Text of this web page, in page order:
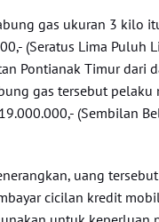
gas ukuran 3 kilo
(Seratus Lima Puluh
Pontianak Timur dari
gas tersebut pelaku
(Sembilan
uang
cicilan kredit